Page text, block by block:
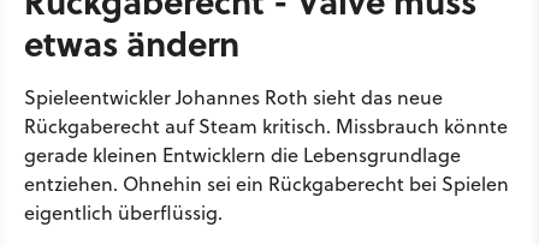
etwas ändern
Spieleentwickler Johannes Roth sieht das neue
Rückgaberecht auf Steam kritisch. Missbrauch könnte
gerade kleinen Entwicklern die Lebensgrundlage
entziehen. Ohnehin sei ein Rückgaberecht bei Spielen
eigentlich überflüssig.